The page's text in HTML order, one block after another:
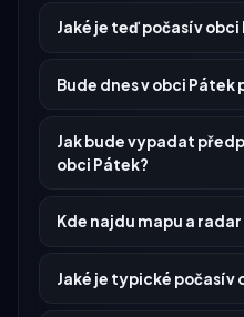
Jaké je teď počasí v obci
Bude dnes v obci Pátek
Jak bude vypadat
obci Pátek?
Kde najdu mapu a
Jaké je typické počasí v